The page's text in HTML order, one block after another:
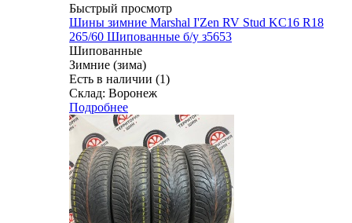
Быстрый просмотр
Шины зимние Marshal I'Zen RV Stud KC16 R18
265/60 Шипованные б/у з5653
Шипованные
Зимние (зима)
Есть в наличии (1)
Склад: Воронеж
Подробнее